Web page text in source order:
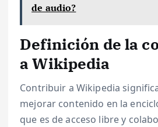
de audio?
Definición de la
a Wikipedia
Contribuir a Wikipedia
mejorar contenido en la
que es de acceso libre y